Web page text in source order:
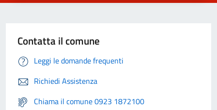
Contatta il comune
Leggi le domande frequenti
Richiedi Assistenza
Chiama il comune 0923 1872100